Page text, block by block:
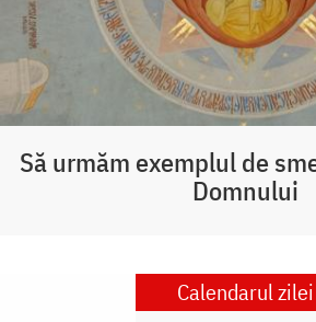
Să urmăm exemplul de
Domnului
Calendarul zilei